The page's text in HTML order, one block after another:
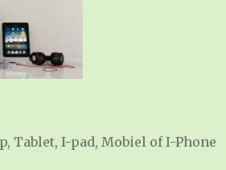
Tablet, I-pad, Mobiel of I-Phone